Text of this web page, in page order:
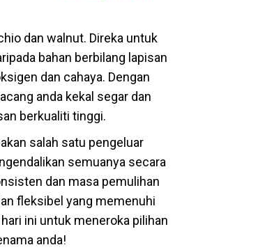
dan walnut. Direka untuk
bahan berbilang lapisan
dan cahaya. Dengan
anda kekal segar dan
berkualiti tinggi.
salah satu pengeluar
semuanya secara
dan masa pemulihan
fleksibel yang memenuhi
ini untuk meneroka pilihan
anda!